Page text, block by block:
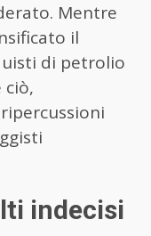
Mentre
il
di petrolio
ciò,
indecisi